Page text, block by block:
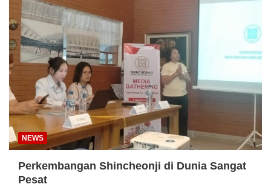
NEWS
Perkembangan Shincheonji di Dunia Sangat
Pesat